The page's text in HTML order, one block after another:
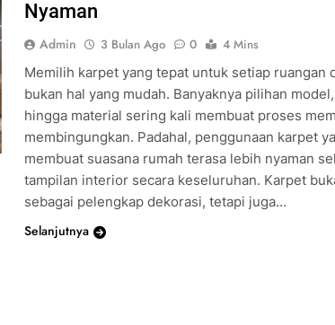
Nyaman
Admin 3 Bulan Ago 0
4 Mins
Memilih karpet yang tepat untuk setiap ruangan
bukan hal yang mudah. Banyaknya pilihan
hingga material sering kali membuat proses
membingungkan. Padahal, penggunaan karpet
membuat suasana rumah terasa lebih nyaman
tampilan interior secara keseluruhan. Karpet
sebagai pelengkap dekorasi, tetapi juga…
Selanjutnya